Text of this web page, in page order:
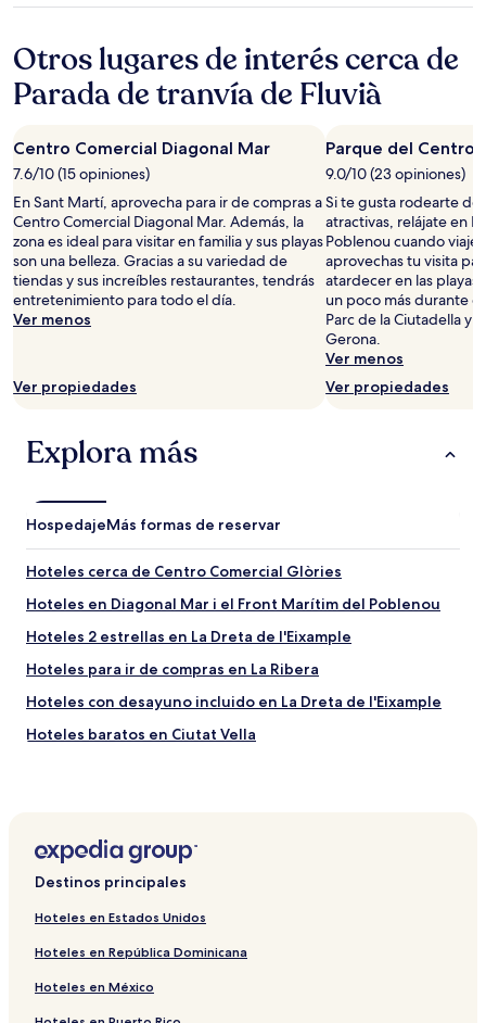
adicionales.
Otros lugares de interés cerca de
Parada de tranvía de Fluvià
Centro Comercial Diagonal Mar
7.6/10 (15 opiniones)
En Sant Martí, aprovecha para ir de compras a
Centro Comercial Diagonal Mar. Además, la
zona es ideal para visitar en familia y sus playas
son una belleza. Gracias a su variedad de
tiendas y sus increíbles restaurantes, tendrás
entretenimiento para todo el día.
Ver menos
Ver propiedades
Parque del Centro
9.0/10 (23 opiniones)
Si te gusta rodearte
atractivas, relájate en
Poblenou cuando
aprovechas tu visita
atardecer en las
un poco más durante
Parc de la Ciutadella y
Gerona.
Ver menos
Ver propiedades
Explora más
HospedajeMás formas de reservar
Hoteles cerca de Centro Comercial Glòries
Hoteles en Diagonal Mar i el Front Marítim del Poblenou
Hoteles 2 estrellas en La Dreta de l'Eixample
Hoteles para ir de compras en La Ribera
Hoteles con desayuno incluido en La Dreta de l'Eixample
Hoteles baratos en Ciutat Vella
Hoteles LGBTQIA cerca de Calle de Montcada
Departamentos en Barcelona
Hoteles 5 estrellas en Portal de Ángel
Hoteles cerca de Parque del Fòrum
Casas de huéspedes en Ciutat Vella
Destinos principales
Hoteles en Estados Unidos
Hoteles en República Dominicana
Hoteles en México